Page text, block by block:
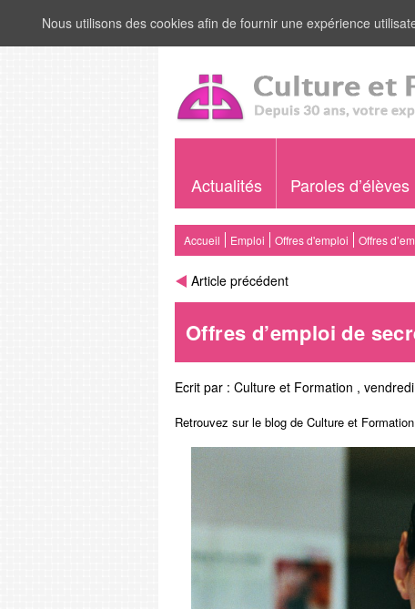
Actualités Paroles d’élèves
Accueil Emploi Offres d'emploi Offres
Article précédent
Offres d’emploi de
Ecrit par : Culture et Formation ,
Retrouvez sur le blog de Culture et
Nous utilisons des cookies afin de fournir une expérience